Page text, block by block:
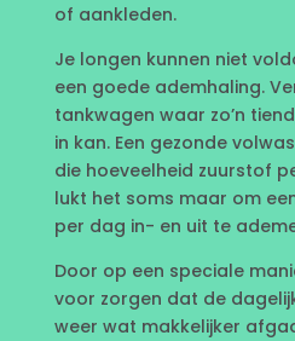
of aankleden.
Je longen kunnen niet
een goede ademhaling.
tankwagen waar zo’n
in kan. Een gezonde
die hoeveelheid zuurstof
lukt het soms maar om
per dag in- en uit te
Door op een speciale
voor zorgen dat de
weer wat makkelijker